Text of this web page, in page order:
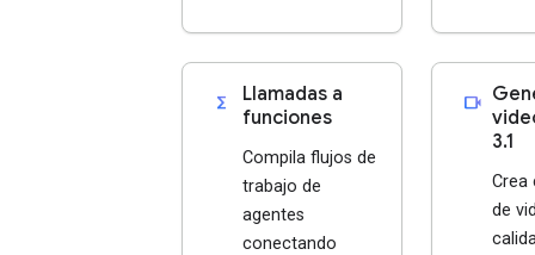
functions
Llamadas a
funciones
Compila flujos de
trabajo de
agentes
conectando
videocam
3.1
Crea
de